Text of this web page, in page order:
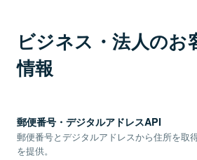
ビジネス・法人のお
情報
郵便番号・デジタルアドレスAPI
郵便番号とデジタルアドレスから住所を取
を提供。